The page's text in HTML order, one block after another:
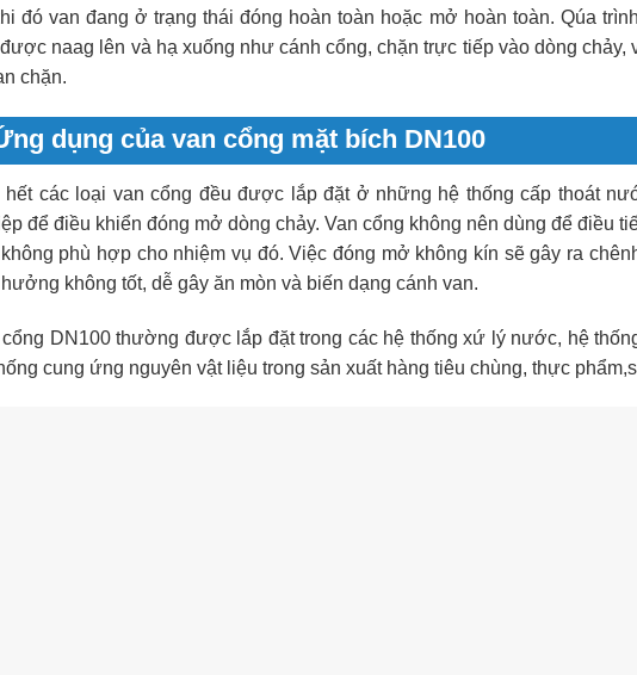
đó van đang ở trạng thái đóng hoàn toàn hoặc mở hoàn toàn. Qúa
naag lên và hạ xuống như cánh cổng, chặn trực tiếp vào dòng chảy,
chặn.
dụng của van cổng mặt bích DN100
hết các loại van cổng đều được lắp đặt ở những hệ thống cấp thoát
để điều khiển đóng mở dòng chảy. Van cổng không nên dùng để điều
phù hợp cho nhiệm vụ đó. Việc đóng mở không kín sẽ gây ra
không tốt, dễ gây ăn mòn và biến dạng cánh van.
cổng DN100 thường được lắp đặt trong các hệ thống xứ lý nước, hệ
cung ứng nguyên vật liệu trong sản xuất hàng tiêu chùng, thực